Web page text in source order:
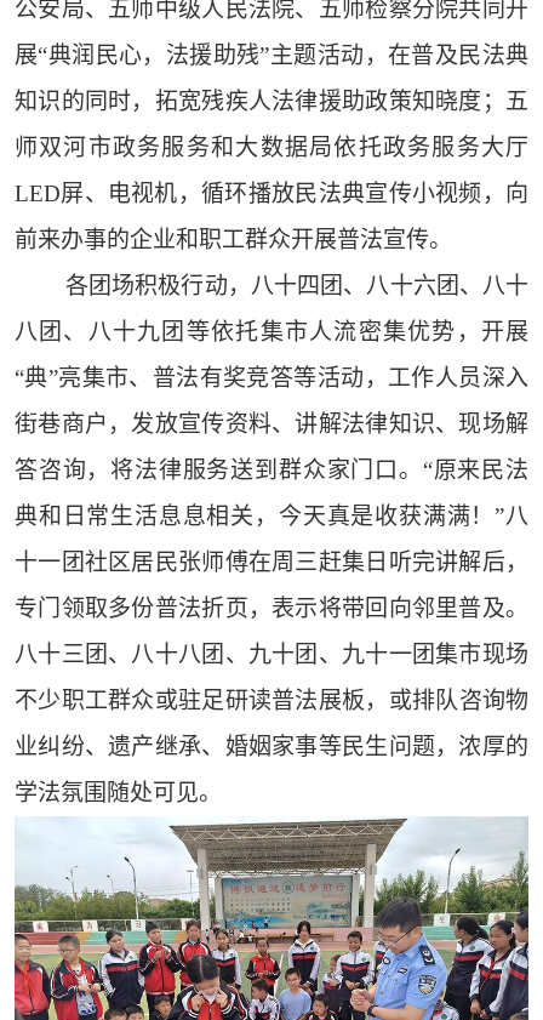
公安局、五师中级人民法院、五师检察分院共同开
展“典润民心，法援助残”主题活动，在普及民法典
知识的同时，拓宽残疾人法律援助政策知晓度；五
师双河市政务服务和大数据局依托政务服务大厅
LED屏、电视机，循环播放民法典宣传小视频，向
前来办事的企业和职工群众开展普法宣传。
各团场积极行动，八十四团、八十六团、八十
八团、八十九团等依托集市人流密集优势，开展
“典”亮集市、普法有奖竞答等活动，工作人员深入
街巷商户，发放宣传资料、讲解法律知识、现场解
答咨询，将法律服务送到群众家门口。 “原来民法
典和日常生活息息相关，今天真是收获满满！”八
十一团社区居民张师傅在周三赶集日 听完讲解后，
专门领取多份普法折页，表示将带回向邻里普及。
八十三团、八十八团、九十团、九十一团集市现场
不少职工群众或驻足研读普法展板，或排队咨询物
业纠纷、遗产继承、婚姻家事等民生问题，浓厚的
学法氛围随处可见。